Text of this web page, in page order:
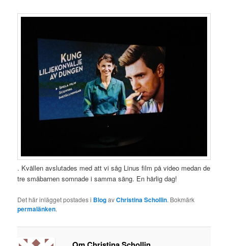
. Kvällen avslutades med att vi såg Linus film på video medan de
tre småbarnen somnade i samma säng. En härlig dag!
Det här inlägget postades i BlogavChristina Schollin. Bokmärk
permalänken.